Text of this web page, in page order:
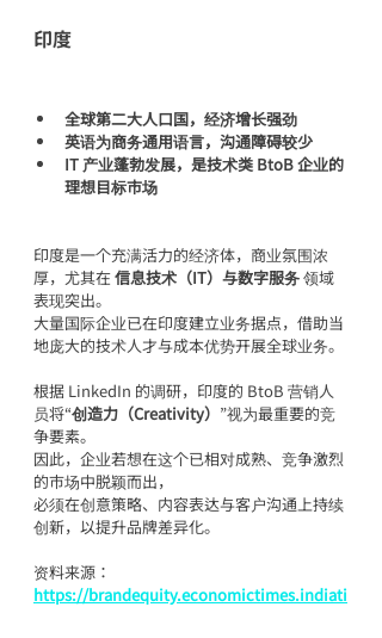
印度
全球第二大人口国，经济增长强劲
英语为商务通用语言，沟通障碍较少
IT 产业蓬勃发展，是技术类 BtoB 企业的
理想目标市场
印度是一个充满活力的经济体，商业氛围浓
厚，尤其在 信息技术（IT）与数字服务 领域
表现突出。
大量国际企业已在印度建立业务据点，借助当
地庞大的技术人才与成本优势开展全球业务。
根据 LinkedIn 的调研，印度的 BtoB 营销人
员将“创造力（Creativity） ”视为最重要的竞
争要素。
因此，企业若想在这个已相对成熟、竞争激烈
的市场中脱颖而出，
必须在创意策略、内容表达与客户沟通上持续
创新，以提升品牌差异化。
资料来源：
https://brandequity.economictimes.indiati